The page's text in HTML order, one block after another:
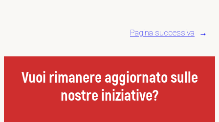
Pagina successiva →
Vuoi rimanere aggiornato sulle
nostre iniziative?